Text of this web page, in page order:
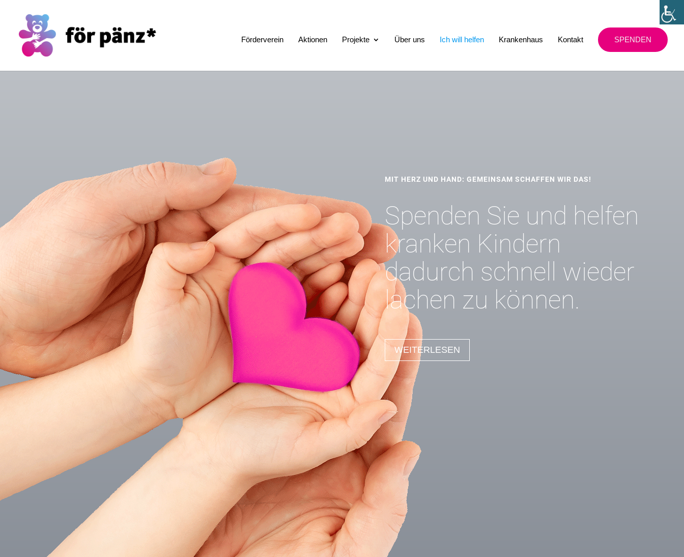
Förderverein Aktionen Projekte Über uns Ich will helfen Krankenhaus Kontakt SPENDEN
MIT HERZ UND HAND: GEMEINSAM SCHAFFEN WIR DAS!
Spenden Sie und helfen
kranken Kindern
dadurch schnell wieder
lachen zu können.
WEITERLESEN